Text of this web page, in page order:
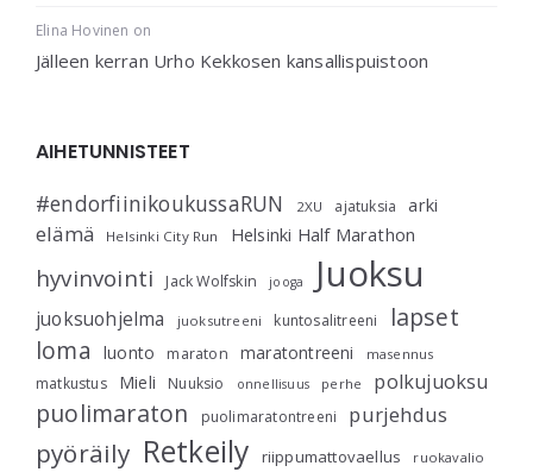
Elina Hovinen on
Jälleen kerran Urho Kekkosen kansallispuistoon
AIHETUNNISTEET
#endorfiinikoukussaRUN 2XU ajatuksia arki
elämä Helsinki City Run Helsinki Half Marathon
hyvinvointi Jack Wolfskin jooga Juoksu
juoksuohjelma juoksutreeni kuntosalitreeni
lapset
loma
luonto maraton maratontreeni masennus
matkustus Mieli Nuuksio onnellisuus perhe polkujuoksu
puolimaraton puolimaratontreeni purjehdus
pyöräily Retkeily riippumattovaellus
ruokavalio